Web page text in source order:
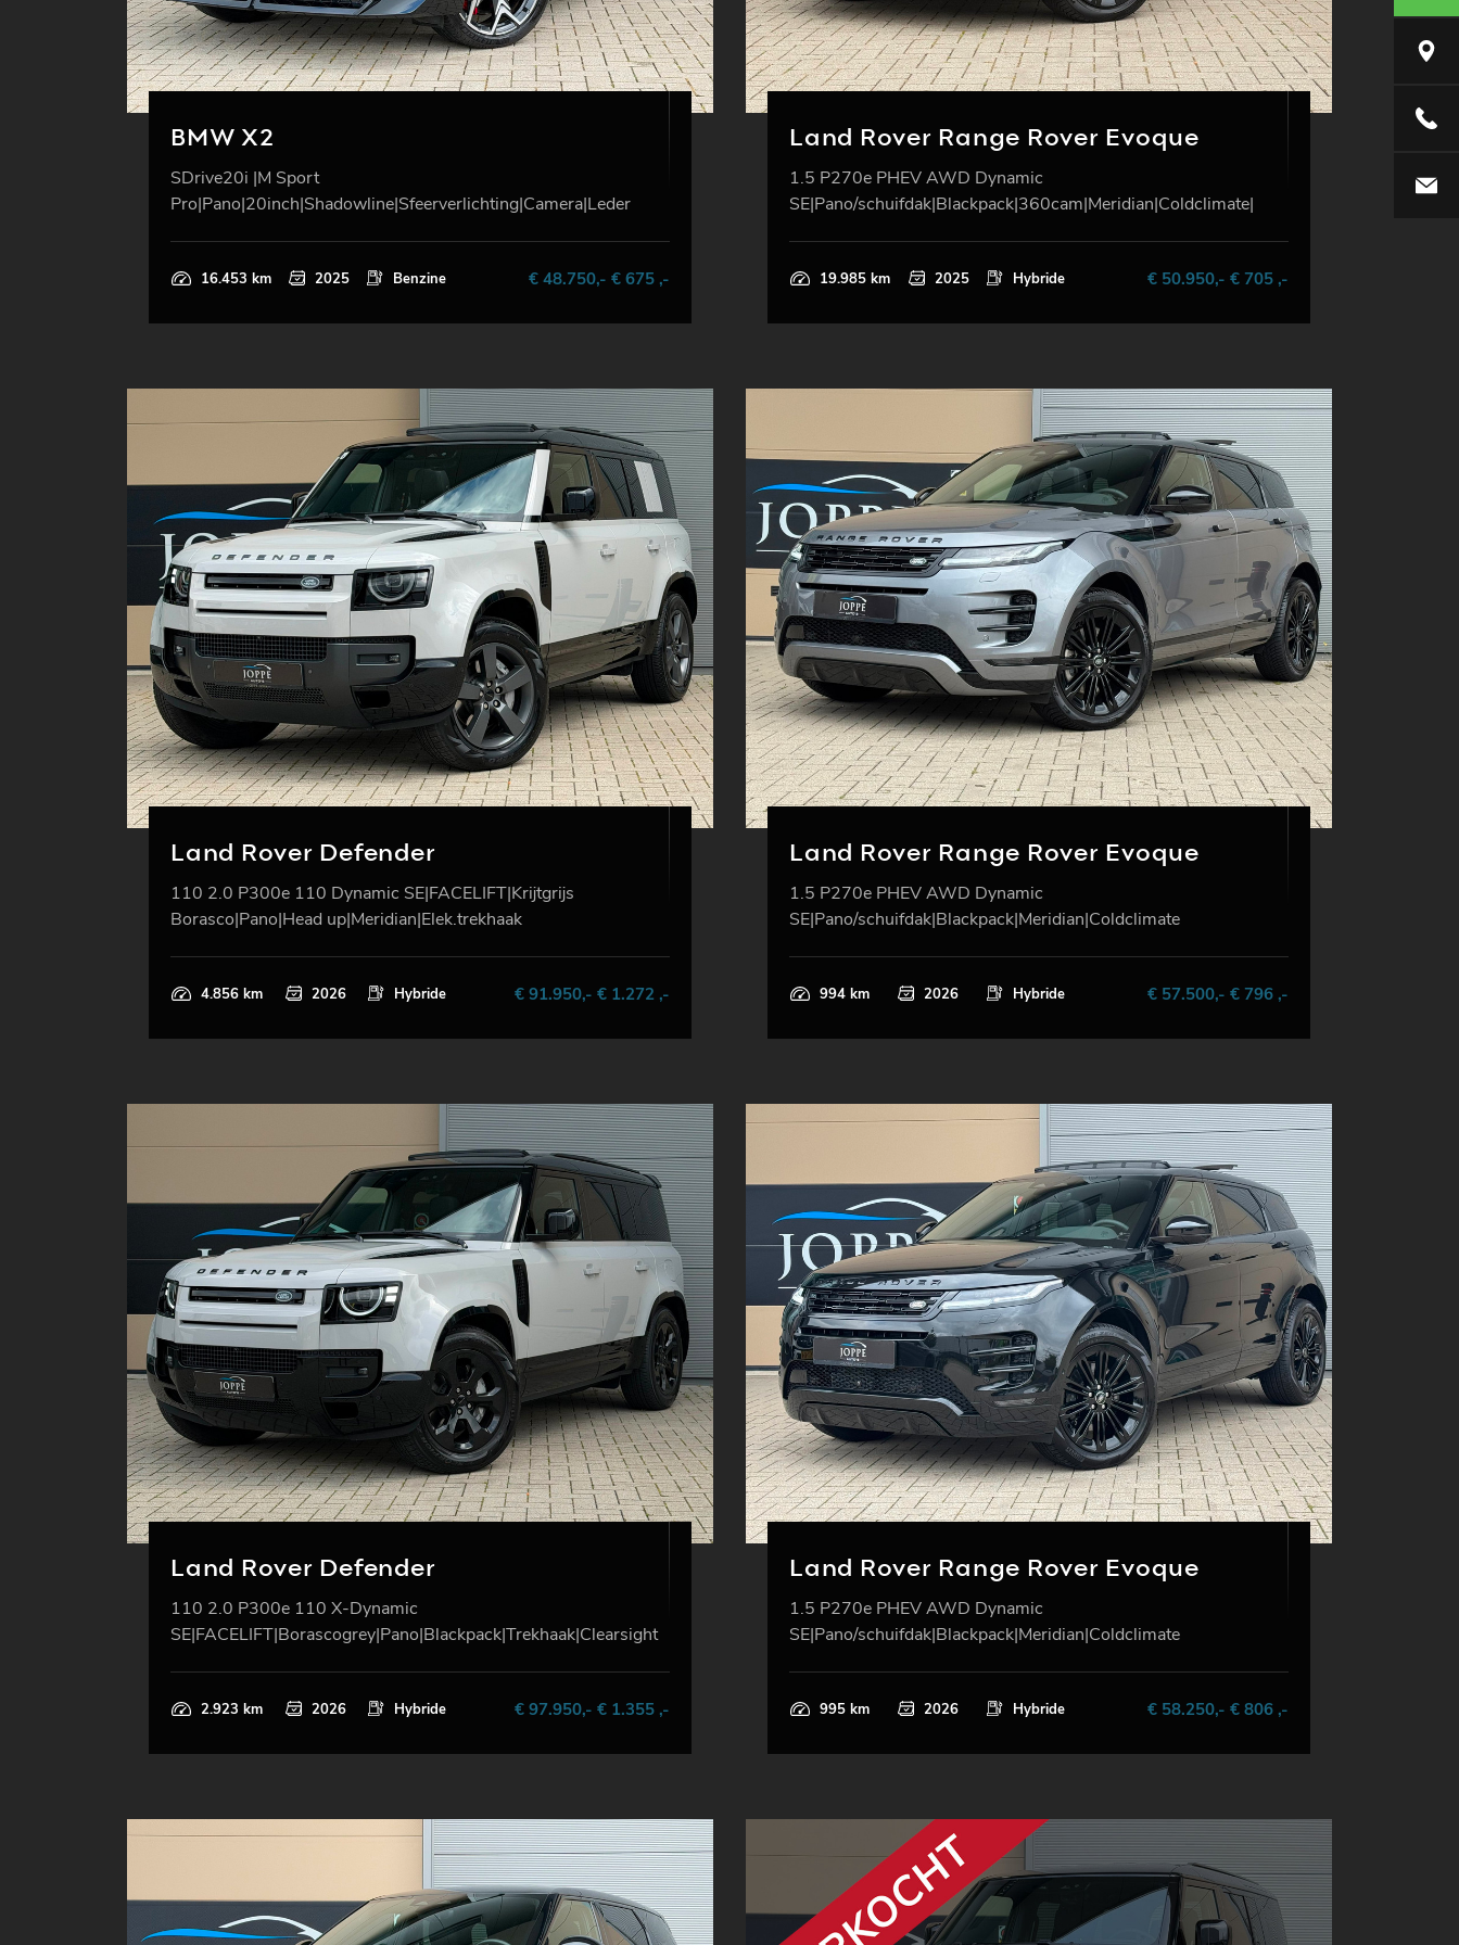
BMW X2
SDrive20i |M Sport
Pro|Pano|20inch|Shadowline|Sfeerverlichting|Camera|Leder
16.453 km 2025 Benzine € 48.750,- € 675 ,-
Land Rover Range Rover Evoque
1.5 P270e PHEV AWD Dynamic
SE|Pano/schuifdak|Blackpack|360cam|Meridian|Coldclimate|
19.985 km 2025 Hybride € 50.950,- € 705 ,-
Land Rover Defender
110 2.0 P300e 110 Dynamic SE|FACELIFT|Krijtgrijs
Borasco|Pano|Head up|Meridian|Elek.trekhaak
4.856 km 2026 Hybride € 91.950,- € 1.272 ,-
Land Rover Range Rover Evoque
1.5 P270e PHEV AWD Dynamic
SE|Pano/schuifdak|Blackpack|Meridian|Coldclimate
994 km 2026 Hybride € 57.500,- € 796 ,-
Land Rover Defender
110 2.0 P300e 110 X-Dynamic
SE|FACELIFT|Borascogrey|Pano|Blackpack|Trekhaak|Clearsight
2.923 km 2026 Hybride € 97.950,- € 1.355 ,-
Land Rover Range Rover Evoque
1.5 P270e PHEV AWD Dynamic
SE|Pano/schuifdak|Blackpack|Meridian|Coldclimate
995 km 2026 Hybride € 58.250,- € 806 ,-